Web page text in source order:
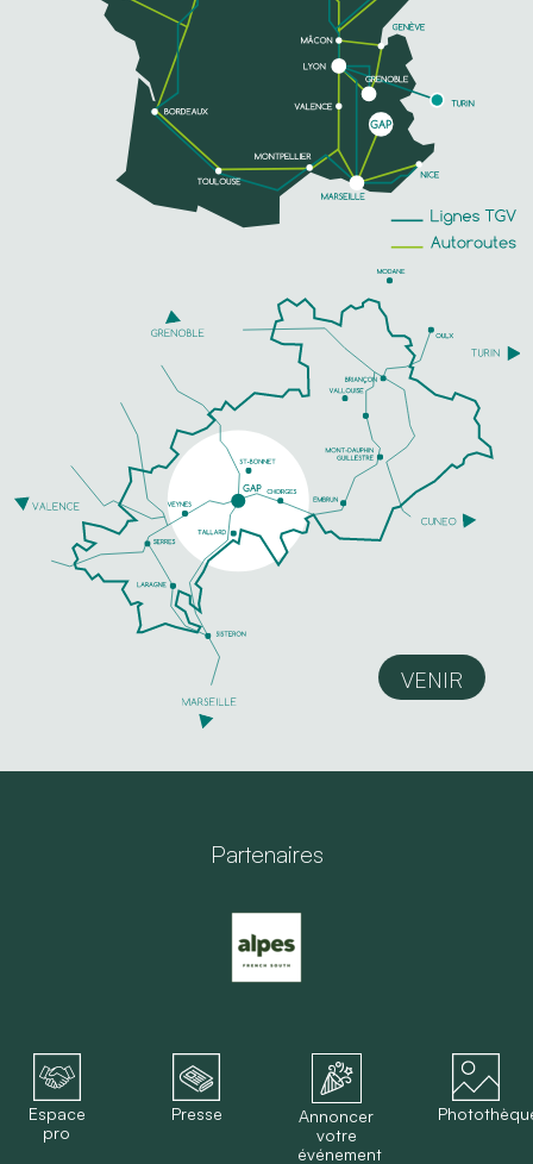
VENIR
Partenaires
Espace
pro
Presse
Annoncer
votre
événement